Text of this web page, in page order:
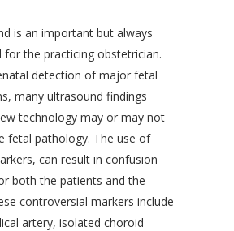
is an important but always
for the practicing obstetrician.
detection of major fetal
many ultrasound findings
technology may or may not
fetal pathology. The use of
can result in confusion
both the patients and the
controversial markers include
artery, isolated choroid